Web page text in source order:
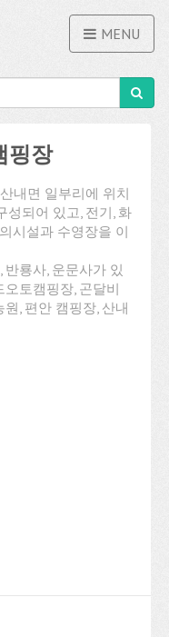
MENU
핑장
내면 일부리에 위치
성되어 있고, 전기, 화
시설과 수영장을 이
룡사, 운문사가 있
토캠핑장, 곤달비
, 편안 캠핑장, 산내